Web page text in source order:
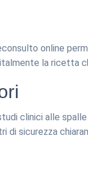
online
la ricetta
clinici alle
di sicurezza